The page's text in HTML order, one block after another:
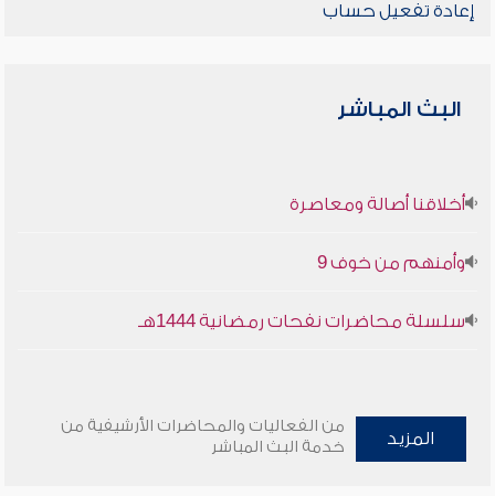
إعادة تفعيل حساب
البث المباشر
أخلاقنا أصالة ومعاصرة
وأمنهم من خوف 9
سلسلة محاضرات نفحات رمضانية 1444هـ
المزيد
من الفعاليات والمحاضرات الأرشيفية من
خدمة البث المباشر